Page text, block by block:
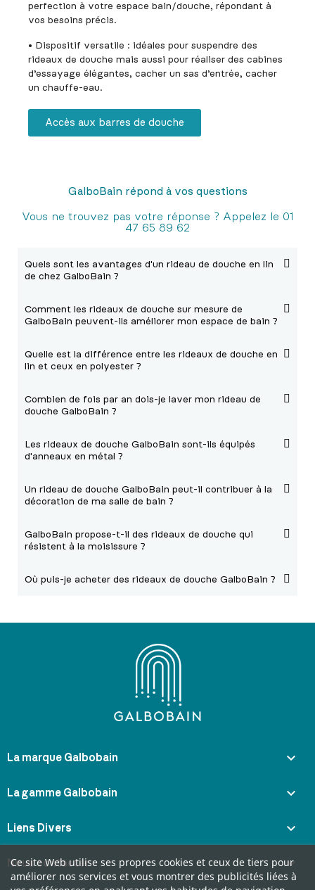
perfection à votre espace bain/douche, répondant à
vos besoins précis.
• Dispositif versatile : idéales pour suspendre des
rideaux de douche mais aussi pour réaliser des cabines
d’essayage élégantes, cacher un sas d’entrée, cacher
un chauffe-eau.
Accès aux barres de douche
GalboBain répond à vos questions
Vous ne trouvez pas votre réponse ? Appelez le 01
47 65 89 62
Quels sont les avantages d'un rideau de douche en lin
de chez GalboBain ?
Comment les rideaux de douche sur mesure de
GalboBain peuvent-ils améliorer mon espace de bain ?
Quelle est la différence entre les rideaux de douche en
lin et ceux en polyester ?
Combien de fois par an dois-je laver mon rideau de
douche GalboBain ?
Les rideaux de douche GalboBain sont-ils équipés
d'anneaux en métal ?
Un rideau de douche GalboBain peut-il contribuer à la
décoration de ma salle de bain ?
GalboBain propose-t-il des rideaux de douche qui
résistent à la moisissure ?
Où puis-je acheter des rideaux de douche GalboBain ?
La marque Galbobain 
La gamme Galbobain 
Liens Divers 
Nous contacter 
Ce site Web utilise ses propres cookies et ceux de tiers pour
améliorer nos services et vous montrer des publicités liées à